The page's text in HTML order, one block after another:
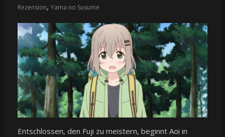
Rezension, Yama no Susume
Entschlossen, den Fuji zu meistern, beginnt Aoi in